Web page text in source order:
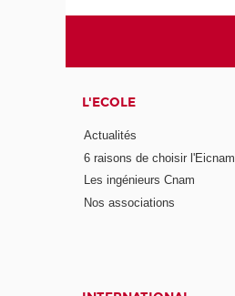
L'ECOLE
Actualités
6 raisons de choisir l'Eicnam
Les ingénieurs Cnam
Nos associations